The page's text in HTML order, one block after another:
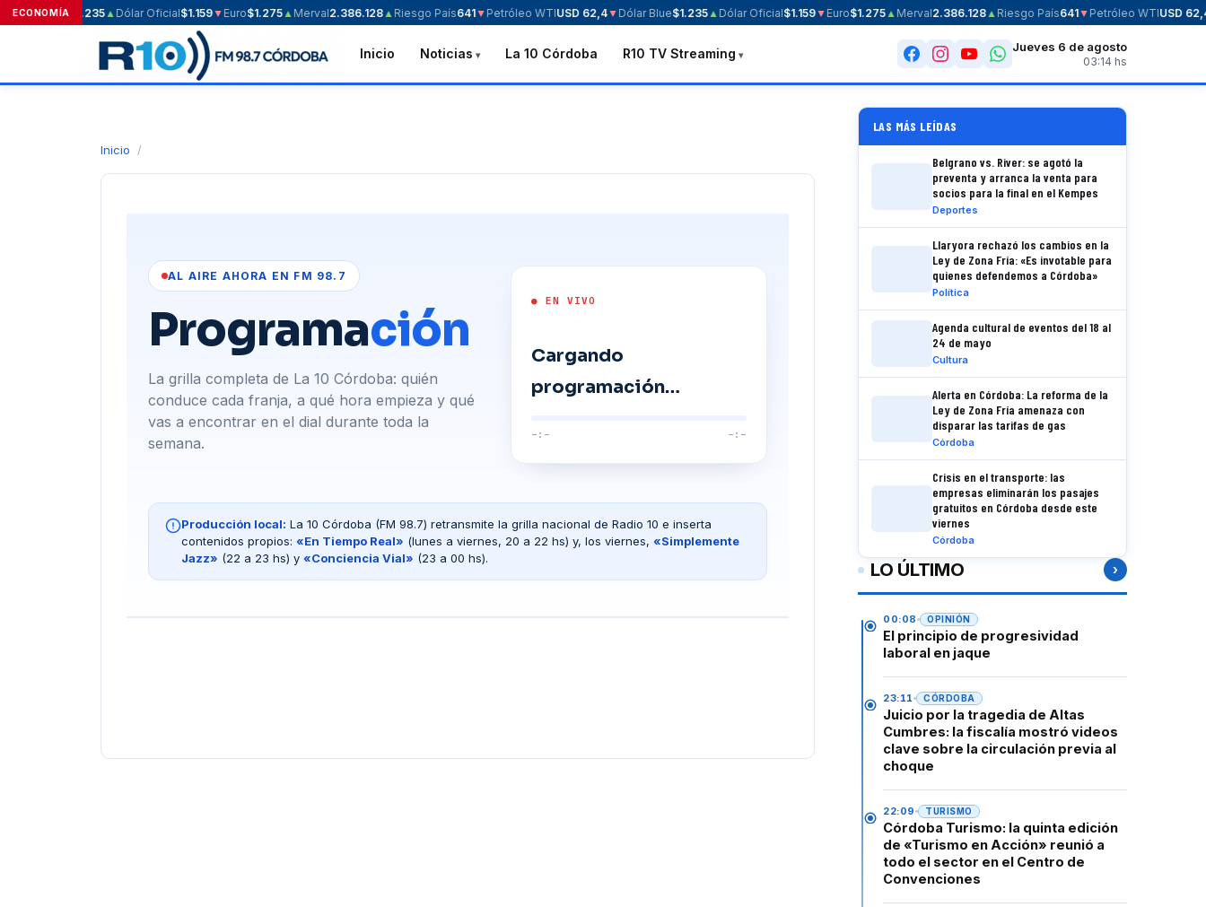
ECONOMÍA
Dólar Blue$1.235▲ Dólar Oficial$1.159▼Euro$1.275▲ Merval2.386.128▲ Riesgo País641▼Petróleo WTIUSD 62,4 ▼Dólar Blue$1.235▲ Dólar Oficial$1.159▼Euro$1.275▲ Merval2.386.128▲ Riesgo País641▼Petróleo WTIUSD 62,4
Inicio Noticias La 10 Córdoba R10 TV Streaming Jueves 6 de agosto
03:14 hs
Inicio /
AL AIRE AHORA EN FM 98.7
Programación
La grilla completa de La 10 Córdoba: quién
conduce cada franja, a qué hora empieza y qué
vas a encontrar en el dial durante toda la
semana.
● EN VIVO
Cargando
programación…
–:– –:–
Producción local: La 10 Córdoba (FM 98.7) retransmite la grilla nacional de Radio 10 e inserta
contenidos propios: «En Tiempo Real» (lunes a viernes, 20 a 22 hs) y, los viernes, «Simplemente
Jazz» (22 a 23 hs) y «Conciencia Vial» (23 a 00 hs).
LAS MÁS LEÍDAS
Belgrano vs. River: se agotó la
preventa y arranca la venta para
socios para la final en el Kempes
Deportes
Llaryora rechazó los cambios en la
Ley de Zona Fría: «Es invotable para
quienes defendemos a Córdoba»
Política
Agenda cultural de eventos del 18 al
24 de mayo
Cultura
Alerta en Córdoba: La reforma de la
Ley de Zona Fría amenaza con
disparar las tarifas de gas
Córdoba
Crisis en el transporte: las
empresas eliminarán los pasajes
gratuitos en Córdoba desde este
viernes
Córdoba
LO ÚLTIMO ›
00:08 OPINIÓN
El principio de progresividad
laboral en jaque
23:11 CÓRDOBA
Juicio por la tragedia de Altas
Cumbres: la fiscalía mostró videos
clave sobre la circulación previa al
choque
22:09 TURISMO
Córdoba Turismo: la quinta edición
de «Turismo en Acción» reunió a
todo el sector en el Centro de
Convenciones